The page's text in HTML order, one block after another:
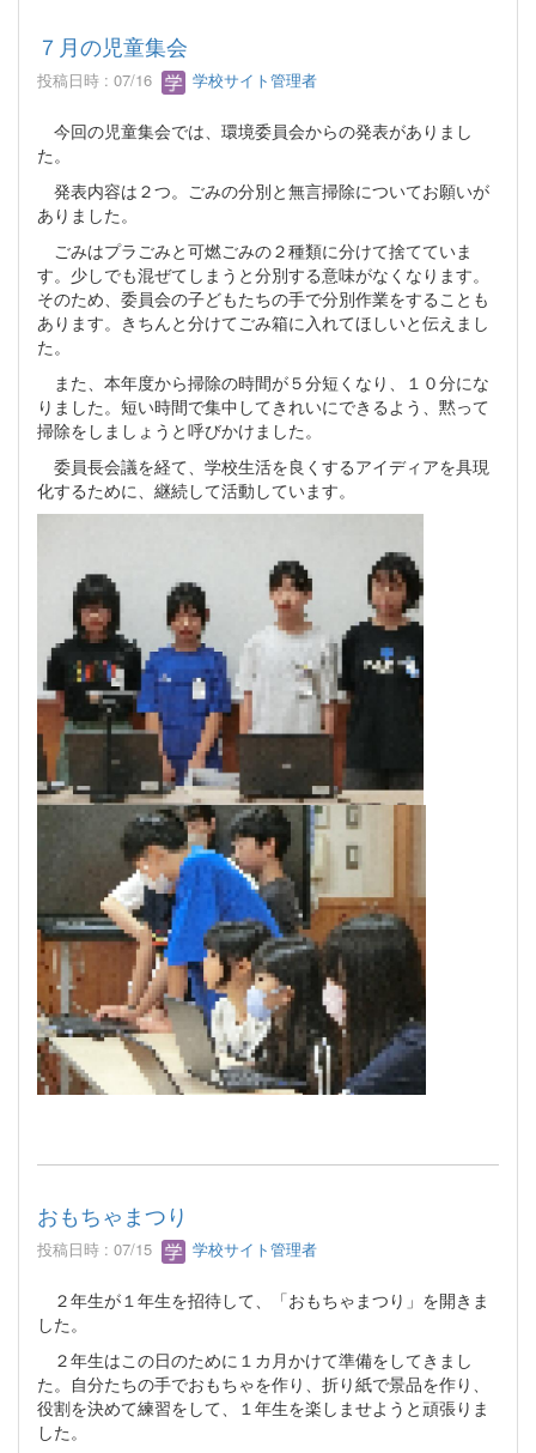
７月の児童集会
投稿日時 : 07/16 学校サイト管理者
今回の児童集会では、環境委員会からの発表がありまし
た。
発表内容は２つ。ごみの分別と無言掃除についてお願いが
ありました。
ごみはプラごみと可燃ごみの２種類に分けて捨てていま
す。少しでも混ぜてしまうと分別する意味がなくなります。
そのため、委員会の子どもたちの手で分別作業をすることも
あります。きちんと分けてごみ箱に入れてほしいと伝えまし
た。
また、本年度から掃除の時間が５分短くなり、１０分にな
りました。短い時間で集中してきれいにできるよう、黙って
掃除をしましょうと呼びかけました。
委員長会議を経て、学校生活を良くするアイディアを具現
化するために、継続して活動しています。
おもちゃまつり
投稿日時 : 07/15 学校サイト管理者
２年生が１年生を招待して、「おもちゃまつり」を開きま
した。
２年生はこの日のために１カ月かけて準備をしてきまし
た。自分たちの手でおもちゃを作り、折り紙で景品を作り、
役割を決めて練習をして、１年生を楽しませようと頑張りま
した。